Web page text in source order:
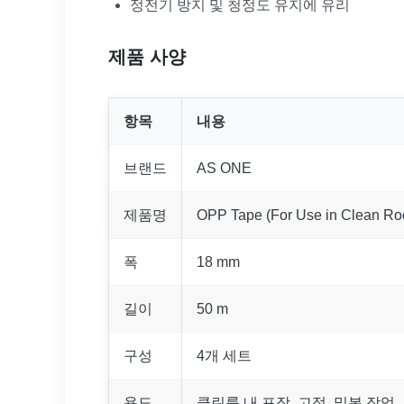
정전기 방지 및 청정도 유지에 유리
제품 사양
항목 내용
브랜드 AS ONE
제품명 OPP Tape (For Use in Clean
폭 18 mm
길이 50 m
구성 4개 세트